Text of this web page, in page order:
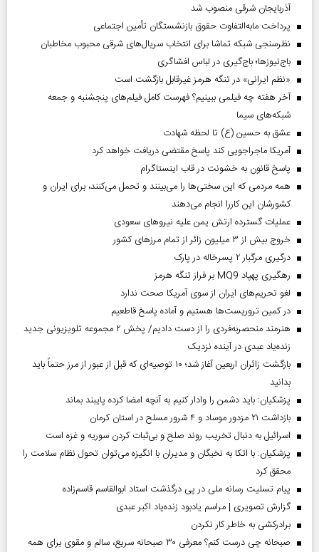
آذربایجان شرقی منصوب شد
پرداخت مابه‌التفاوت حقوق بازنشستگان تأمین اجتماعی
نظرسنجی شبکه تماشا برای انتخاب سریال‌های شرقی محبوب مخاطبان
باج‌نیوزها؛ باج‌گیری در لباس افشاگری
«نظم ایرانی» در تنگه هرمز غیرقابل بازگشت است
آخر هفته چه فیلمی ببینیم؟ فهرست کامل فیلم‌های پنجشنبه و جمعه
شبکه‌های سیما
عشق به حسین (ع) تا لحظه شهادت
آمریکا ماجراجویی کند پاسخ مقتضی دریافت خواهد کرد
پاسخ قانون به خشونت در قاب اینستاگرام
همه مردمی که این سختی‌ها را می‌بینند و تحمل می‌کنند، برای ایران و
کشورشان این کاررا انجام می‌دهند
عملیات گسترده ارتش یمن علیه نیروهای سعودی
خروج بیش از ۳ میلیون زائر از تمام مرز‌های کشور
درگیری مرگبار ۲ پسرخاله در پارک
رهگیری پهپاد MQ9 بر فراز تنگه هرمز
لغو تحریم‌های ایران از سوی آمریکا صحت ندارد
در کمین تروریست‌ها هستیم و آماده پاسخ قاطعیم
هنرمند منحصر‌به‌فردی را از دست دادیم/ پخش ۲ مجموعه تلویزیونی جدید
زنده‌یاد عبدی در آینده نزدیک
بازگشت زائران اربعین آغاز شد؛ ۱۰ توصیه‌ای که قبل از عبور از مرز حتماً باید
بدانید
پزشکیان: باید دشمن را وادار کنیم به آنچه امضا کرده پایبند بماند
بازداشت ۲۱ مزدور موساد و ۴ شرور مسلح در استان کرمان
اسرائیل به دنبال تخریب روند صلح و بی‌ثبات کردن سوریه و غزه است
پزشکیان: با اتکا به نخبگان و مدیران با انگیزه می‌توان تحول نظام سلامت را
محقق کرد
پیام تسلیت رسانه ملی در پی درگذشت استاد ابوالقاسم قاسم‌زاده
گزارش تصویری | مراسم یادبود زنده‌یاد اکبر عبدی
برادرکشی به خاطر کار نکردن
صبحانه چی درست کنم؟ معرفی ۳۰ صبحانه سریع، سالم و مقوی برای همه